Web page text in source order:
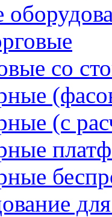
со
(с